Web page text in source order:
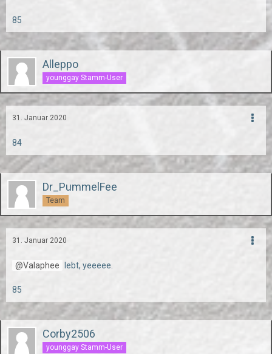
85
Alleppo
younggay Stamm-User
31. Januar 2020
84
Dr_PummelFee
Team
31. Januar 2020
Valaphee lebt, yeeeee.
85
Corby2506
younggay Stamm-User